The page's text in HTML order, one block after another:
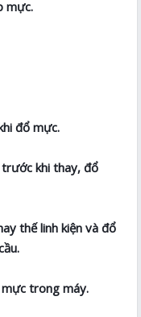
mực.
đổ mực.
trước khi thay, đổ
thế linh kiện và đổ
trong máy.